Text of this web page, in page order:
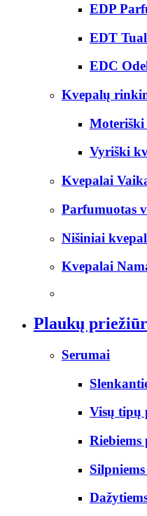
EDP
EDT
EDC
Kvepalų
Vyriški
Kvepalai
Parfumuotas
Nišiniai
Kvepalai
Plaukų
Serumai
Visų tipų
Riebiems